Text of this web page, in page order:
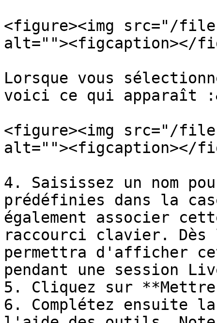
<figure><img src="/files/
alt=""><figcaption></
Lorsque vous
voici ce qui apparaît
<figure><img src="/
alt=""><figcaption></
4. Saisissez un nom
prédéfinies dans la
également associer
raccourci clavier.
permettra d'afficher
pendant une session
5. Cliquez sur
6. Complétez ensuite